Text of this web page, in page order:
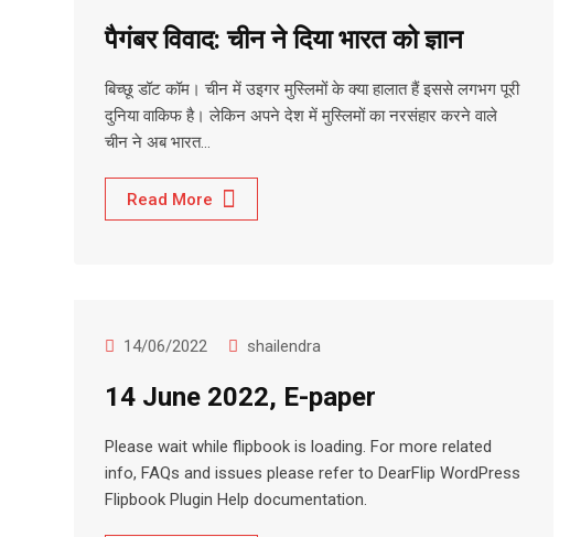
पैगंबर विवाद: चीन ने दिया भारत को ज्ञान
बिच्छू डॉट कॉम। चीन में उइगर मुस्लिमों के क्या हालात हैं इससे लगभग पूरी
दुनिया वाकिफ है। लेकिन अपने देश में मुस्लिमों का नरसंहार करने वाले
चीन ने अब भारत…
Read More
14/06/2022 shailendra
14 June 2022, E-paper
Please wait while flipbook is loading. For more related
info, FAQs and issues please refer to DearFlip WordPress
Flipbook Plugin Help documentation.